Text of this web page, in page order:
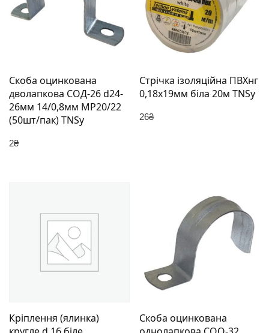
Скоба оцинкована
дволапкова СОД-26 d24-
26мм 14/0,8мм МР20/22
(50шт/пак) TNSy
2₴
Стрічка ізоляційна ПВХнг
0,18х19мм біла 20м TNSy
26₴
Кріплення (ялинка)
Скоба оцинкована